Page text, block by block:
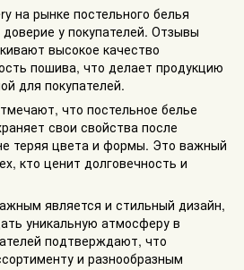
на рынке постельного белья
у покупателей. Отзывы
высокое качество
пошива, что делает продукцию
для покупателей.
что постельное белье
свои свойства после
теряя цвета и формы. Это важный
кто ценит долговечность и
является и стильный дизайн,
уникальную атмосферу в
подтверждают, что
и разнообразным